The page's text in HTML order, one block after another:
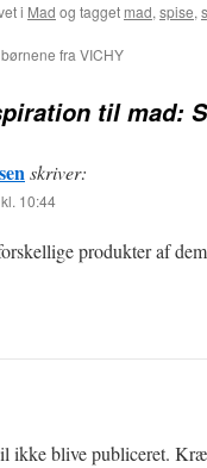
i Mad og tagget mad, spise,
fra VICHY
til mad:
skriver:
10:44
produkter af
ikke blive publiceret.